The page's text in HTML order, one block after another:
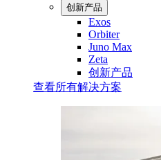
创新产品
Exos
Orbiter
Juno Max
Zeta
创新产品
查看所有解决方案